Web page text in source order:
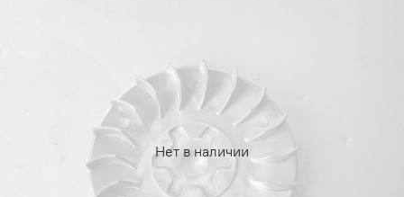
Нет в наличии